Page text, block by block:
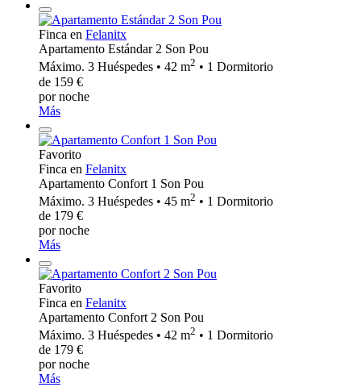
Finca en Felanitx
Apartamento Estándar 2 Son Pou
Máximo. 3 Huéspedes • 42 m2 • 1 Dormitorio
de 159 €
por noche
Más
Favorito
Finca en Felanitx
Apartamento Confort 1 Son Pou
Máximo. 3 Huéspedes • 45 m2 • 1 Dormitorio
de 179 €
por noche
Más
Favorito
Finca en Felanitx
Apartamento Confort 2 Son Pou
Máximo. 3 Huéspedes • 42 m2 • 1 Dormitorio
de 179 €
por noche
Más